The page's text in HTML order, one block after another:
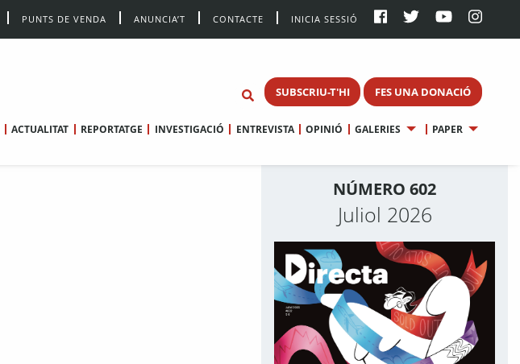
PUNTS DE VENDA ANUNCIA’T CONTACTE INICIA SESSIÓ
SUBSCRIU-T'HI FES UNA DONACIÓ
ACTUALITAT REPORTATGE INVESTIGACIÓ ENTREVISTA OPINIÓ GALERIES PAPER
NÚMERO 602
Juliol 2026